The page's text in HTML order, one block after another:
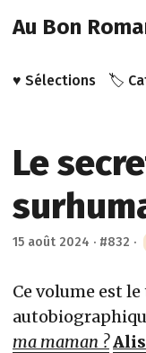
Au Bon
♥️ Sélections 🏷️
Le
15 août 2024 · #832 ·
Ce volume est
ma maman ?